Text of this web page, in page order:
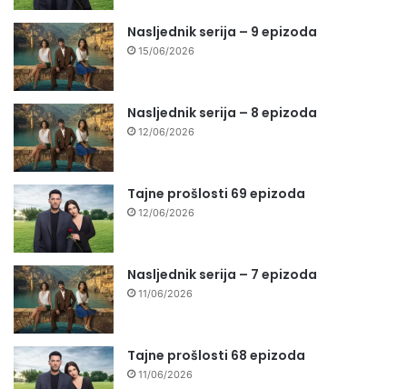
Nasljednik serija – 9 epizoda
15/06/2026
Nasljednik serija – 8 epizoda
12/06/2026
Tajne prošlosti 69 epizoda
12/06/2026
Nasljednik serija – 7 epizoda
11/06/2026
Tajne prošlosti 68 epizoda
11/06/2026